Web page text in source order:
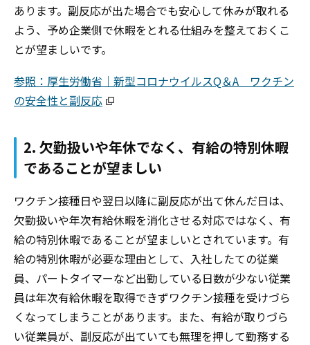
あります。副反応が出た場合でも安心して休みが取れる
よう、予め企業側で休暇をとれる仕組みを整えておくこ
とが望ましいです。
参照：厚生労働省｜新型コロナウイルスQ＆A ワクチン
の安全性と副反応
2. 欠勤扱いや年休でなく、有給の特別休暇
であることが望ましい
ワクチン接種日や翌日以降に副反応が出て休んだ日は、
欠勤扱いや年次有給休暇を消化させる対応ではなく、有
給の特別休暇であることが望ましいとされています。有
給の特別休暇が必要な理由として、入社したての従業
員、パートタイマーなど出勤している日数が少ない従業
員は年次有給休暇を取得できずワクチン接種を受けづら
くなってしまうことがあります。また、有給が取りづら
い従業員が、副反応が出ていても無理を押して勤務する